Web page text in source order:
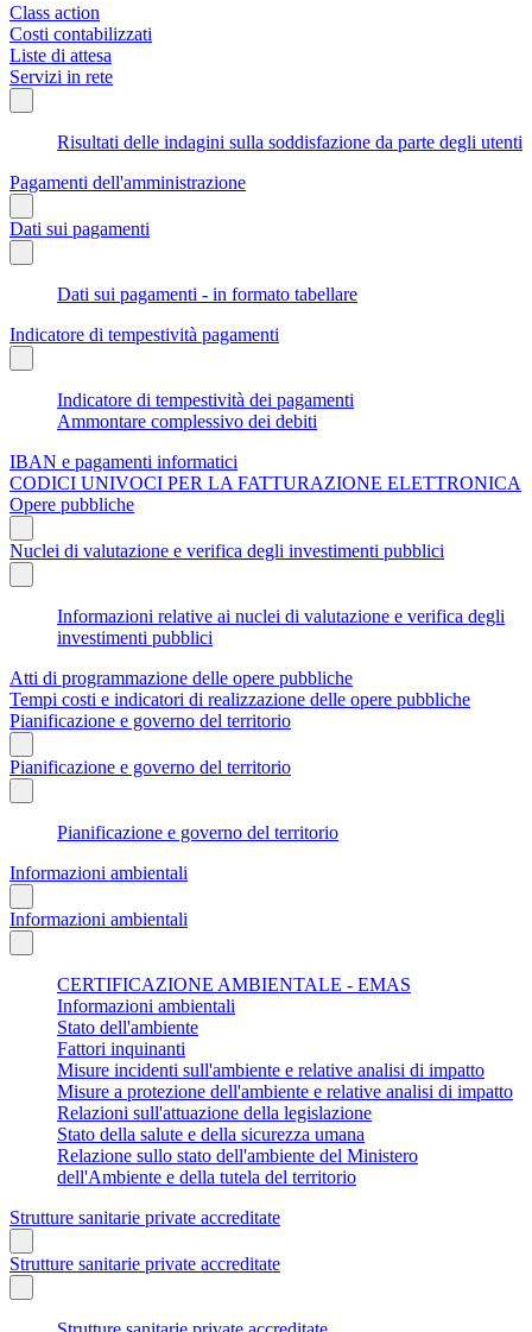
Class action
Costi contabilizzati
Liste di attesa
Servizi in rete
Risultati delle indagini sulla soddisfazione da parte degli utenti
Pagamenti dell'amministrazione
Dati sui pagamenti
Dati sui pagamenti - in formato tabellare
Indicatore di tempestività pagamenti
Indicatore di tempestività dei pagamenti
Ammontare complessivo dei debiti
IBAN e pagamenti informatici
CODICI UNIVOCI PER LA FATTURAZIONE ELETTRONICA
Opere pubbliche
Nuclei di valutazione e verifica degli investimenti pubblici
Informazioni relative ai nuclei di valutazione e verifica degli
investimenti pubblici
Atti di programmazione delle opere pubbliche
Tempi costi e indicatori di realizzazione delle opere pubbliche
Pianificazione e governo del territorio
Pianificazione e governo del territorio
Pianificazione e governo del territorio
Informazioni ambientali
Informazioni ambientali
CERTIFICAZIONE AMBIENTALE - EMAS
Informazioni ambientali
Stato dell'ambiente
Fattori inquinanti
Misure incidenti sull'ambiente e relative analisi di impatto
Misure a protezione dell'ambiente e relative analisi di impatto
Relazioni sull'attuazione della legislazione
Stato della salute e della sicurezza umana
Relazione sullo stato dell'ambiente del Ministero
dell'Ambiente e della tutela del territorio
Strutture sanitarie private accreditate
Strutture sanitarie private accreditate